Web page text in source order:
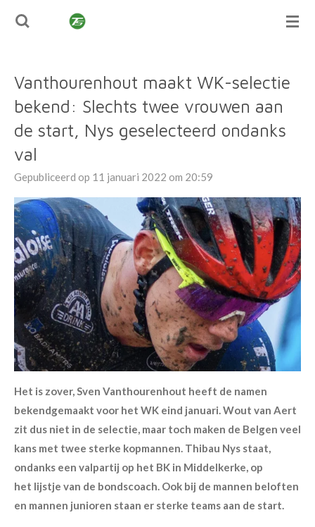
Ga
hoofdinhoud
Vanthourenhout maakt WK-selectie
bekend: Slechts twee vrouwen aan
de start, Nys geselecteerd ondanks
val
Gepubliceerd op 11 januari 2022 om 20:59
Het is zover, Sven Vanthourenhout heeft de namen
bekendgemaakt voor het WK eind januari. Wout van Aert
zit dus niet in de selectie, maar toch maken de Belgen veel
kans met twee sterke kopmannen. Thibau Nys staat,
ondanks een valpartij op het BK in Middelkerke, op
het lijstje van de bondscoach. Ook bij de mannen beloften
en mannen junioren staan er sterke teams aan de start.